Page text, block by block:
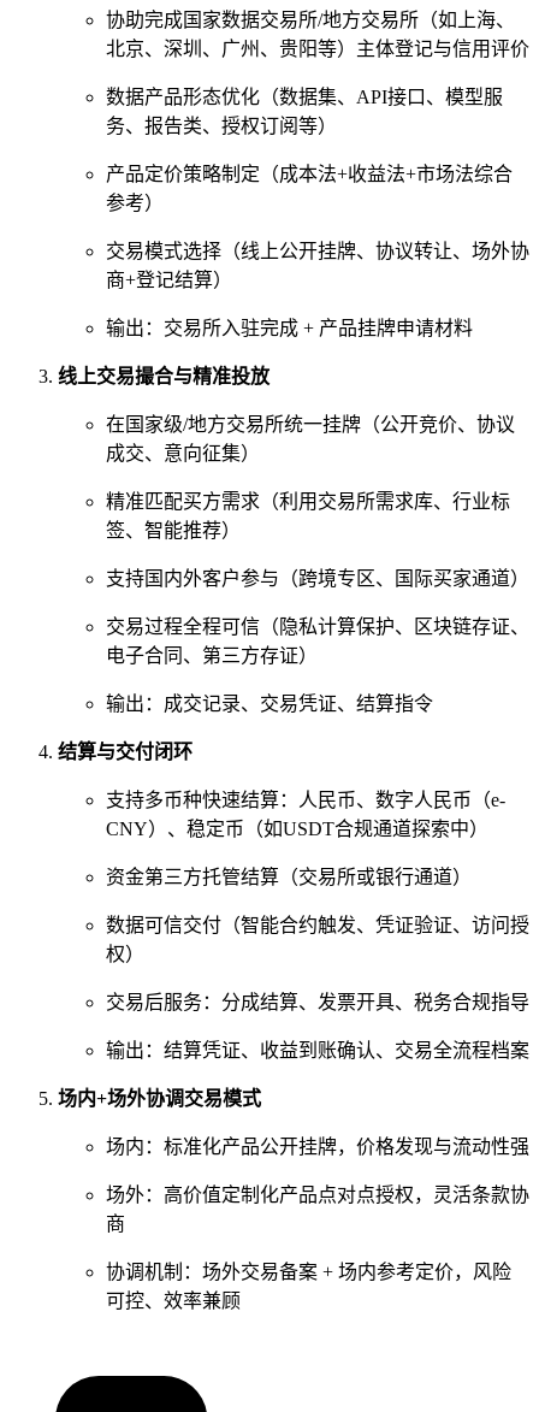
协助完成国家数据交易所/地方交易所（如上海、
北京、深圳、广州、贵阳等）主体登记与信用评价
数据产品形态优化（数据集、API接口、模型服
务、报告类、授权订阅等）
产品定价策略制定（成本法+收益法+市场法综合
参考）
交易模式选择（线上公开挂牌、协议转让、场外协
商+登记结算）
输出：交易所入驻完成 + 产品挂牌申请材料
线上交易撮合与精准投放
在国家级/地方交易所统一挂牌（公开竞价、协议
成交、意向征集）
精准匹配买方需求（利用交易所需求库、行业标
签、智能推荐）
支持国内外客户参与（跨境专区、国际买家通道）
交易过程全程可信（隐私计算保护、区块链存证、
电子合同、第三方存证）
输出：成交记录、交易凭证、结算指令
结算与交付闭环
支持多币种快速结算：人民币、数字人民币（e-
CNY）、稳定币（如USDT合规通道探索中）
资金第三方托管结算（交易所或银行通道）
数据可信交付（智能合约触发、凭证验证、访问授
权）
交易后服务：分成结算、发票开具、税务合规指导
输出：结算凭证、收益到账确认、交易全流程档案
场内+场外协调交易模式
场内：标准化产品公开挂牌，价格发现与流动性强
场外：高价值定制化产品点对点授权，灵活条款协
商
协调机制：场外交易备案 + 场内参考定价，风险
可控、效率兼顾